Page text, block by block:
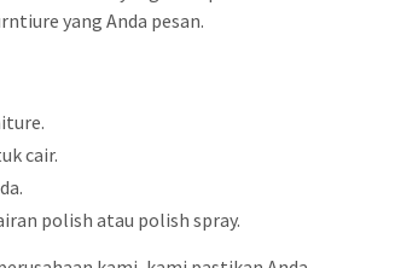
yang Anda pesan.
cair.
polish atau polish spray.